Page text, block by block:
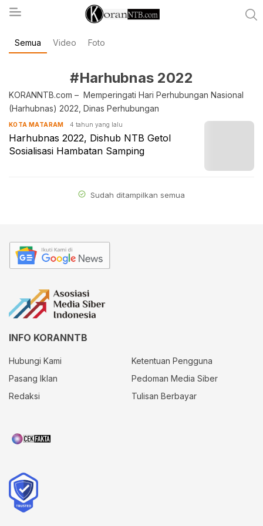
koranntb.com
Semua Video Foto
#Harhubnas 2022
KORANNTB.com – Memperingati Hari Perhubungan Nasional
(Harhubnas) 2022, Dinas Perhubungan
KOTA MATARAM 4 tahun yang lalu
Harhubnas 2022, Dishub NTB Getol
Sosialisasi Hambatan Samping
Sudah ditampilkan semua
INFO KORANNTB
Hubungi Kami
Ketentuan Pengguna
Pasang Iklan
Pedoman Media Siber
Redaksi
Tulisan Berbayar